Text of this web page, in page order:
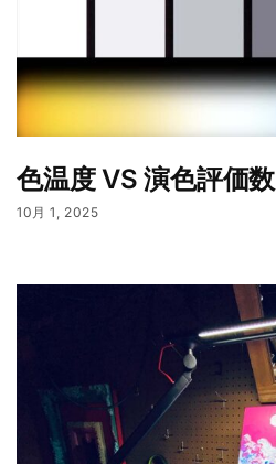
色温度 VS 演色評価数
10月 1, 2025